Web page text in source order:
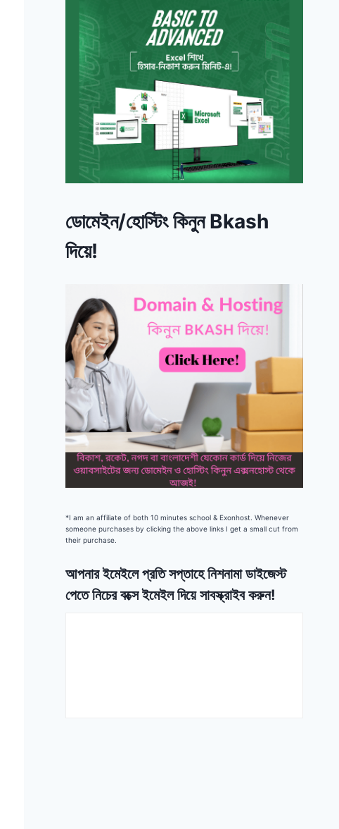
ডোমেইন/হোস্টিং কিনুন Bkash
দিয়ে!
*I am an affiliate of both 10 minutes school & Exonhost. Whenever
someone purchases by clicking the above links I get a small cut from
their purchase.
আপনার ইমেইলে প্রতি সপ্তাহে নিশনামা ডাইজেস্ট
পেতে নিচের বক্সে ইমেইল দিয়ে সাবস্ক্রাইব করুন!